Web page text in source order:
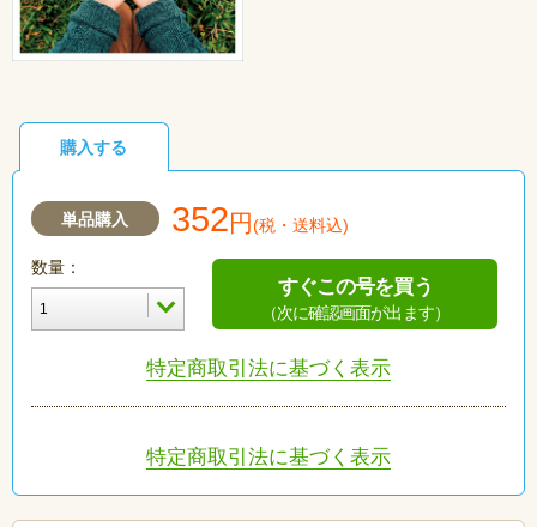
購入する
単品購入 352円(税・送料込)
数量：
すぐこの号を買う
（次に確認画面が出ます）
特定商取引法に基づく表示
特定商取引法に基づく表示